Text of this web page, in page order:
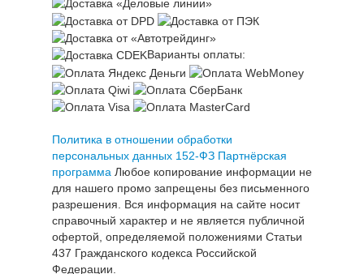
Варианты оплаты:
Политика в отношении обработки
персональных данных 152-ФЗ Партнёрская
программа Любое копирование информации не
для нашего промо запрещены без письменного
разрешения. Вся информация на сайте носит
справочный характер и не является публичной
офертой, определяемой положениями Статьи
437 Гражданского кодекса Российской
Федерации.